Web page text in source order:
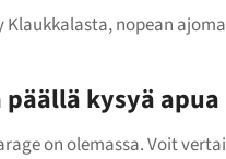
Klaukkalasta, nopean
päällä kysyä
on olemassa. Voit